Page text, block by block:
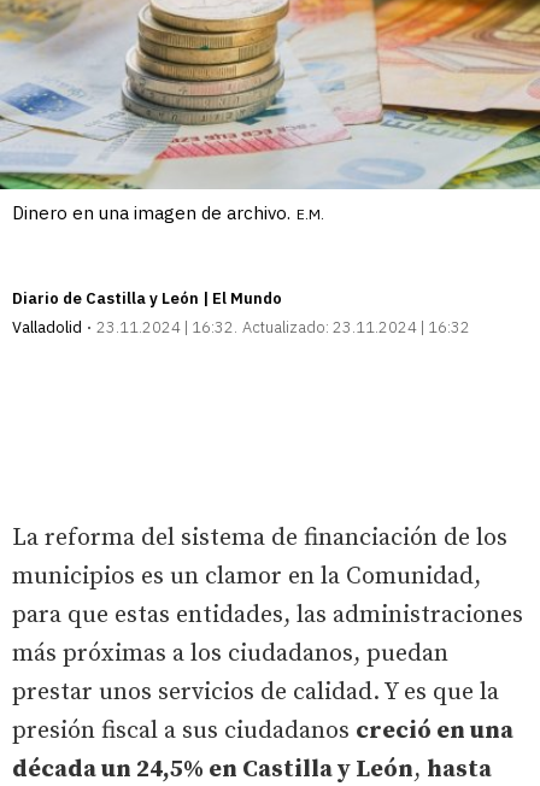
Dinero en una imagen de archivo. E.M.
Diario de Castilla y León | El Mundo
Valladolid
23.11.2024 | 16:32 Actualizado: 23.11.2024 | 16:32
La reforma del sistema de financiación de los
municipios es un clamor en la Comunidad,
para que estas entidades, las administraciones
más próximas a los ciudadanos, puedan
prestar unos servicios de calidad. Y es que la
presión fiscal a sus ciudadanos creció en una
década un 24,5% en Castilla y León, hasta